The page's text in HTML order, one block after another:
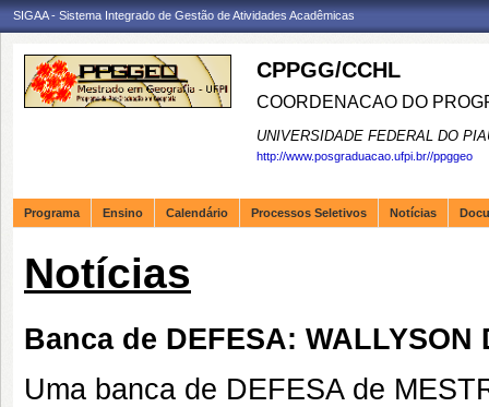
SIGAA - Sistema Integrado de Gestão de Atividades Acadêmicas
CPPGG/CCHL
COORDENACAO DO
UNIVERSIDADE FEDERAL DO
http://www.posgraduacao.ufpi.br//ppggeo
Programa Ensino Calendário Processos Seletivos Notícias
Notícias
Banca de DEFESA: WALLYSON
Uma banca de DEFESA de